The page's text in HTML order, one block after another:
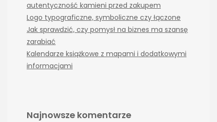
autentyczność kamieni przed zakupem
Logo typograficzne, symboliczne czy łączone
Jak sprawdzić, czy pomysł na biznes ma szansę
zarabiać
Kalendarze książkowe z mapami i dodatkowymi
informacjami
Najnowsze komentarze